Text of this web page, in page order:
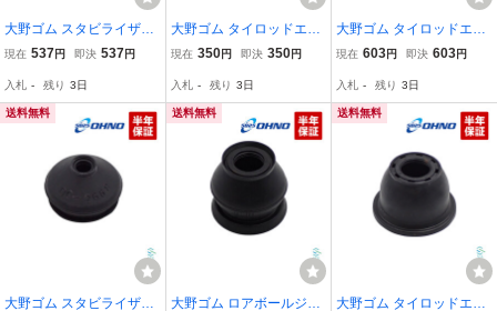
大野ゴム スタビライザー
リンクブーツ タント ウェ
イゼット アルティス スタ
ビ ゴム カバー ジョイン
ト
現在 537円 即決 537円
入札 - 残り 3日
大野ゴム タイロッドエン
ドカバー トヨタ 全般 ア
ア AGH ANH GGH 10系 2
0系 30系
現在 350円 即決 350円
入札 - 残り 3日
大野ゴム タイロッドエン
ドブーツ ムーブ ムーブカ
ブキャンバス LA100S LA
110S LA150S LA160S
現在 603円 即決 603円
入札 - 残り 3日
送料無料
大野ゴム スタビライザー
送料無料
大野ゴム ロアボールジョ
送料無料
大野ゴム タイロッドエン